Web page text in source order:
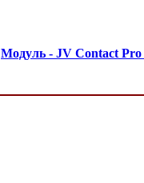
Модуль - JV Contact Pro